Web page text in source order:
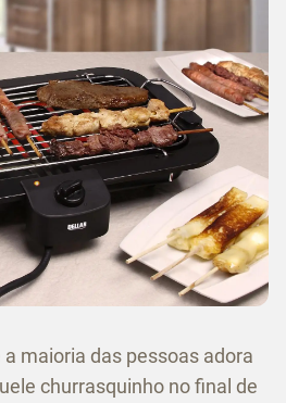
maioria das pessoas adora
churrasquinho no final de